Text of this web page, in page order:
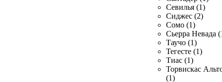
Севилья (1)
Сиджес (2)
Сомо (1)
Сьерра Невада
Таучо (1)
Тегесте (1)
Тиас (1)
Торвискас
(1)